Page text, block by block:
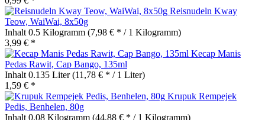
Reisnudeln Kway
Teow, WaiWai, 8x50g
Inhalt 0.5 Kilogramm (7,98 € * / 1 Kilogramm)
3,99 € *
Kecap Manis
Pedas Rawit, Cap Bango, 135ml
Inhalt 0.135 Liter(11,78 € * / 1 Liter)
1,59 € *
Krupuk Rempejek
Pedis, Benhelen, 80g
Inhalt 0.08 Kilogramm (44,88 € * / 1 Kilogramm)